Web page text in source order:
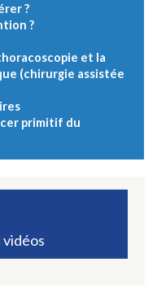
?
?
et la
(chirurgie assistée
primitif du